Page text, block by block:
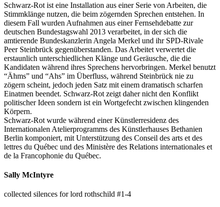
Schwarz-Rot ist eine Installation aus einer Serie von Arbeiten, die
Stimmklänge nutzen, die beim zögernden Sprechen entstehen. In
diesem Fall wurden Aufnahmen aus einer Fernsehdebatte zur
deutschen Bundestagswahl 2013 verarbeitet, in der sich die
amtierende Bundeskanzlerin Angela Merkel und ihr SPD-Rivale
Peer Steinbrück gegenüberstanden. Das Arbeitet verwertet die
erstaunlich unterschiedlichen Klänge und Geräusche, die die
Kandidaten während ihres Sprechens hervorbringen. Merkel benutzt
“Ähms” und “Ahs” im Überfluss, während Steinbrück nie zu
zögern scheint, jedoch jeden Satz mit einem dramatisch scharfen
Einatmen beendet. Schwarz-Rot zeigt daher nicht den Konflikt
politischer Ideen sondern ist ein Wortgefecht zwischen klingenden
Körpern.
Schwarz-Rot wurde während einer Künstlerresidenz des
Internationalen Atelierprogramms des Künstlerhauses Bethanien
Berlin komponiert, mit Unterstützung des Conseil des arts et des
lettres du Québec und des Ministère des Relations internationales et
de la Francophonie du Québec.
Sally McIntyre
collected silences for lord rothschild #1-4